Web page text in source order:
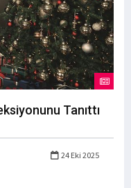
Tanıttı
24 Eki 2025